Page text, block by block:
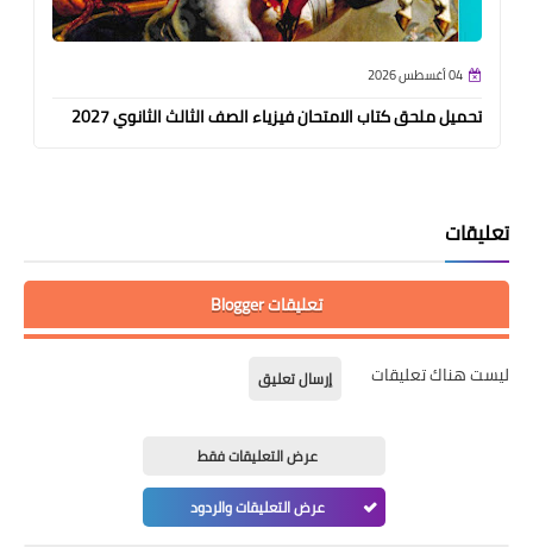
04 أغسطس 2026
تحميل ملحق كتاب الامتحان فيزياء الصف الثالث الثانوي 2027
تعليقات
تعليقات Blogger
ليست هناك تعليقات إرسال تعليق
عرض التعليقات فقط
عرض التعليقات والردود